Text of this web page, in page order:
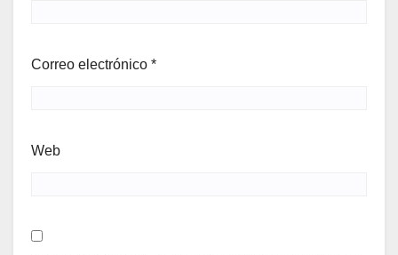
Correo electrónico *
Web